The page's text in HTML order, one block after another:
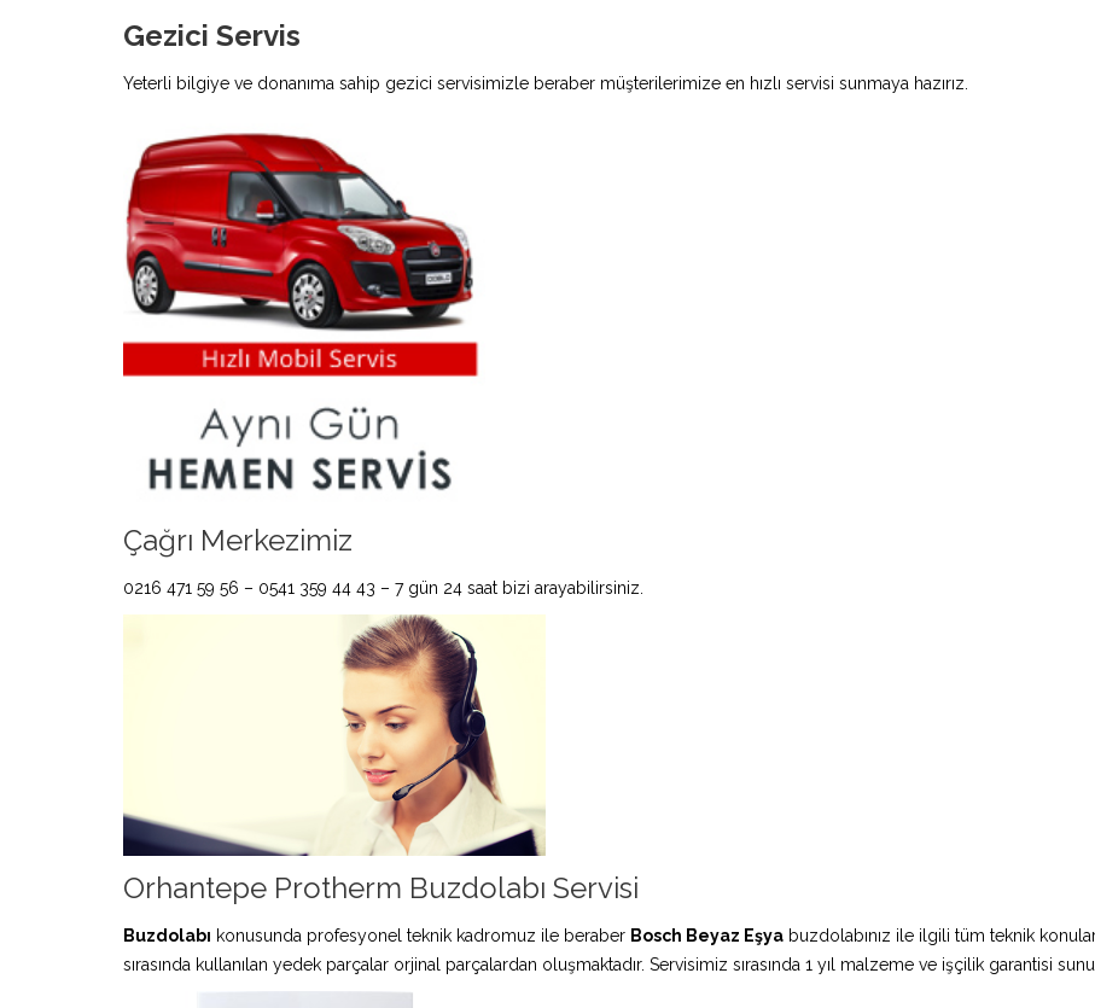
Gezici Servis
Yeterli bilgiye ve donanıma sahip gezici servisimizle beraber müşterilerimize en hızlı servisi sunmaya hazırız.
Çağrı Merkezimiz
0216 471 59 56 – 0541 359 44 43 – 7 gün 24 saat bizi arayabilirsiniz.
Orhantepe Protherm Buzdolabı Servisi
Buzdolabı konusunda profesyonel teknik kadromuz ile beraber Bosch Beyaz Eşya buzdolabınız ile ilgili tüm teknik
sırasında kullanılan yedek parçalar orjinal parçalardan oluşmaktadır. Servisimiz sırasında 1 yıl malzeme ve işçilik garantisi